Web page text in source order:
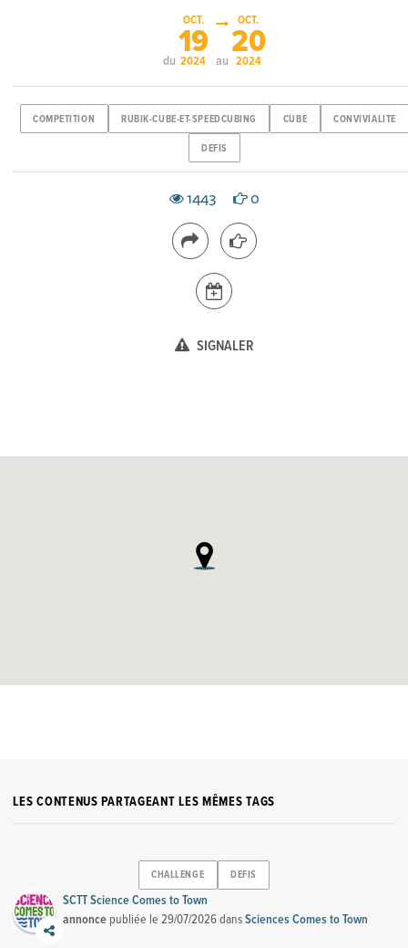
du
OCT.
19
2024 au
OCT.
20
2024
COMPETITION RUBIK-CUBE-ET-SPEEDCUBING CUBE CONVIVIALITE
DEFIS
1443 0
SIGNALER
LES CONTENUS PARTAGEANT LES MÊMES TAGS
CHALLENGE DEFIS
SCTT Science Comes to Town
annonce publiée le29/07/2026dansSciences Comes to Town